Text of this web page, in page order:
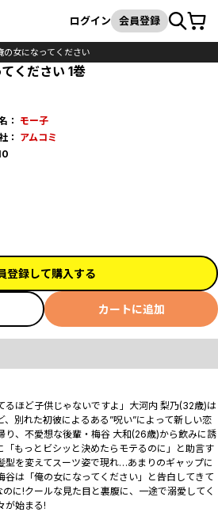
検索
ログイン 会員登録カート
の女になってください
ください 1巻
： モー子
： アムコミ
登録して購入する
カートに追加
てるほど子供じゃないですよ」大河内 梨乃(32歳)は
別れた初彼によるある”呪い”によって新しい恋
り、不愛想な後輩・梅谷 大和(26歳)から飲みに誘
「もっとビシッと決めたらモテるのに」と助言す
型を変えてスーツ姿で現れ…あまりのギャップに
は「俺の女になってください」と告白してきて
のに!クールな見た目と裏腹に、一途で溺愛してく
が始まる!